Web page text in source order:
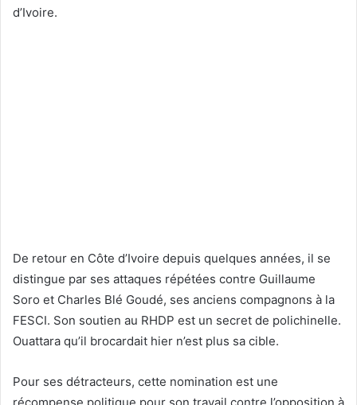
d’Ivoire.
De retour en Côte d’Ivoire depuis quelques années, il se
distingue par ses attaques répétées contre Guillaume
Soro et Charles Blé Goudé, ses anciens compagnons à la
FESCI. Son soutien au RHDP est un secret de polichinelle.
Ouattara qu’il brocardait hier n’est plus sa cible.
Pour ses détracteurs, cette nomination est une
récompense politique pour son travail contre l’opposition à